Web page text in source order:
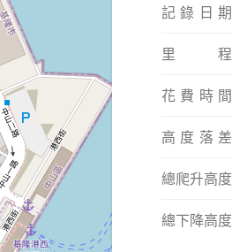
記錄日期
里程
花費時間
高度落差
總爬升高度
總下降高度